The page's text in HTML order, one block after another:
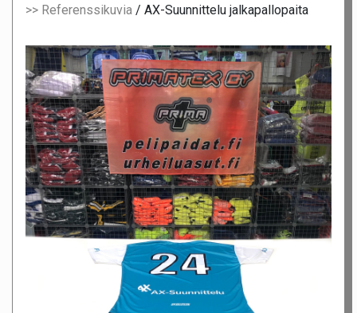
>> Referenssikuvia / AX-Suunnittelu jalkapallopaita